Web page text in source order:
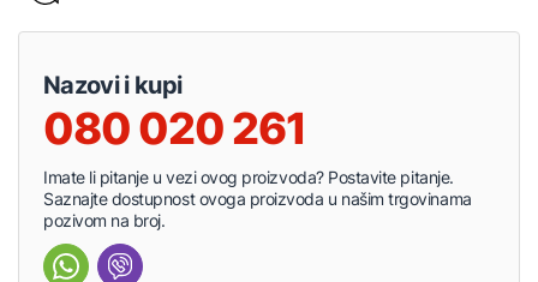
Nazovi i kupi
080 020 261
Imate li pitanje u vezi ovog proizvoda? Postavite pitanje.
Saznajte dostupnost ovoga proizvoda u našim trgovinama
pozivom na broj.